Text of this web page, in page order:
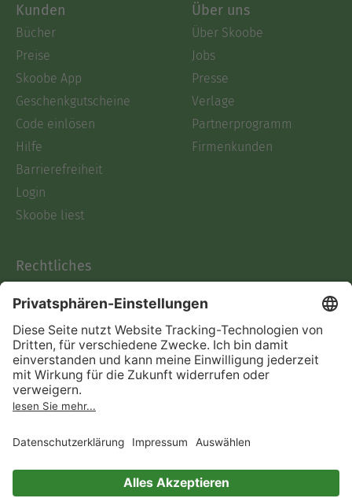
Kunden
Bücher
Preise
Skoobe App
Geschenkgutscheine
Code einlösen
Hilfe
Barrierefreiheit
Login
Skoobe liest
Über uns
Über Skoobe
Jobs
Presse
Verlage
Partnerprogramm
Firmenkunden
Rechtliches
AGB
Informationen nach Data
Act
Verträge hier kündigen
Impressum